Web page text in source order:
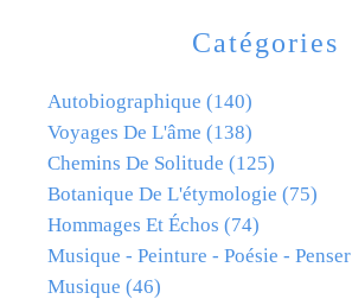
Catégories
Autobiographique (140)
Voyages De L'âme (138)
Chemins De Solitude (125)
Botanique De L'étymologie (75)
Hommages Et Échos (74)
Musique - Peinture - Poésie - Penser
Musique (46)